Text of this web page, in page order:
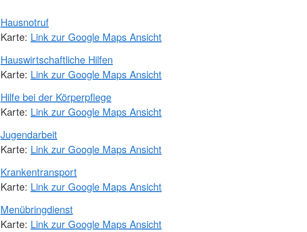
Hausnotruf
Karte: Link zur Google Maps Ansicht
Hauswirtschaftliche Hilfen
Karte: Link zur Google Maps Ansicht
Hilfe bei der Körperpflege
Karte: Link zur Google Maps Ansicht
Jugendarbeit
Karte: Link zur Google Maps Ansicht
Krankentransport
Karte: Link zur Google Maps Ansicht
Menübringdienst
Karte: Link zur Google Maps Ansicht